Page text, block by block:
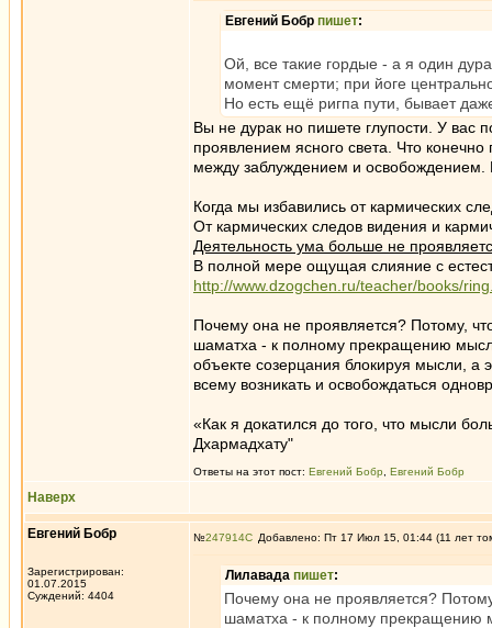
Евгений Бобр пишет:
Ой, все такие гордые - а я один
момент смерти; при йоге
Но есть ещё ригпа пути, бывает
Вы не дурак но пишете глупости. У вас
проявлением ясного света. Что
между заблуждением и освобождением.
Когда мы избавились от кармических
От кармических следов видения и
Деятельность ума больше не
В полной мере ощущая слияние с
http://www.dzogchen.ru/teacher/books/
Почему она не проявляется? Потому,
шаматха - к полному прекращению
объекте созерцания блокируя мысли, а
всему возникать и освобождаться
«Как я докатился до того, что мысли
Дхармадхату"
Ответы на этот пост: Евгений Бобр Евгений Бобр
Наверх
Евгений Бобр
Зарегистрирован:
01.07.2015
Суждений: 4404
№247914 Добавлено: Пт 17 Июл 15, 01:44 (11 лет
Лилавада пишет:
Почему она не проявляется?
шаматха - к полному прекращению